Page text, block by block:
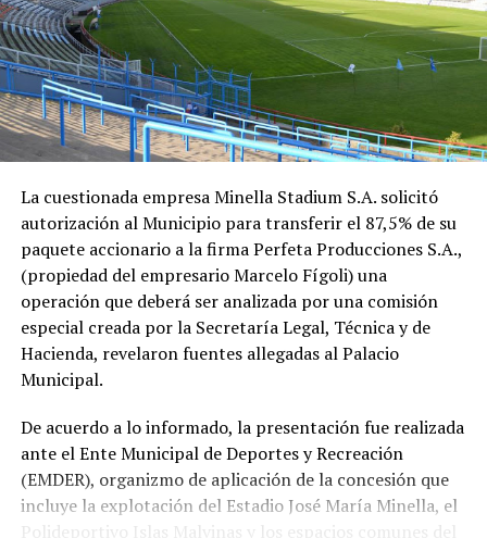
La cuestionada empresa Minella Stadium S.A. solicitó
autorización al Municipio para transferir el 87,5% de su
paquete accionario a la firma Perfeta Producciones S.A.,
(propiedad del empresario Marcelo Fígoli) una
operación que deberá ser analizada por una comisión
especial creada por la Secretaría Legal, Técnica y de
Hacienda, revelaron fuentes allegadas al Palacio
Municipal.
De acuerdo a lo informado, la presentación fue realizada
ante el Ente Municipal de Deportes y Recreación
(EMDER), organizmo de aplicación de la concesión que
incluye la explotación del Estadio José María Minella, el
Polideportivo Islas Malvinas y los espacios comunes del